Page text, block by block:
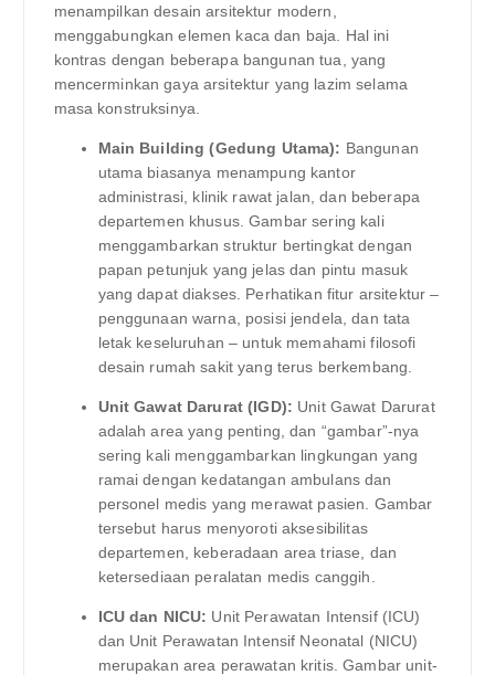
menampilkan desain arsitektur modern,
menggabungkan elemen kaca dan baja. Hal ini
kontras dengan beberapa bangunan tua, yang
mencerminkan gaya arsitektur yang lazim selama
masa konstruksinya.
Main Building (Gedung Utama): Bangunan
utama biasanya menampung kantor
administrasi, klinik rawat jalan, dan beberapa
departemen khusus. Gambar sering kali
menggambarkan struktur bertingkat dengan
papan petunjuk yang jelas dan pintu masuk
yang dapat diakses. Perhatikan fitur arsitektur –
penggunaan warna, posisi jendela, dan tata
letak keseluruhan – untuk memahami filosofi
desain rumah sakit yang terus berkembang.
Unit Gawat Darurat (IGD): Unit Gawat Darurat
adalah area yang penting, dan “gambar”-nya
sering kali menggambarkan lingkungan yang
ramai dengan kedatangan ambulans dan
personel medis yang merawat pasien. Gambar
tersebut harus menyoroti aksesibilitas
departemen, keberadaan area triase, dan
ketersediaan peralatan medis canggih.
ICU dan NICU: Unit Perawatan Intensif (ICU)
dan Unit Perawatan Intensif Neonatal (NICU)
merupakan area perawatan kritis. Gambar unit-